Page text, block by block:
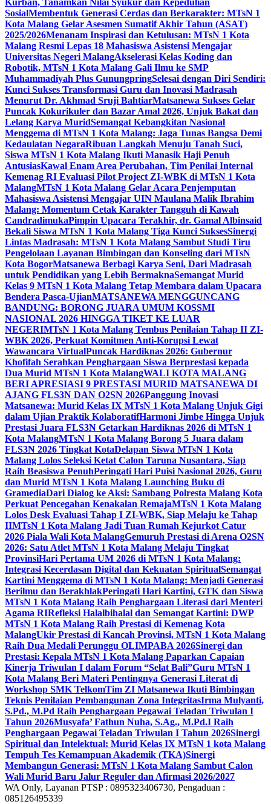
Kurban, Tanamkan Nilai Syukur dan Kepedulian
SosialMembentuk Generasi Cerdas dan Berkarakter: MTsN 1
Kota Malang Gelar Asesmen Sumatif Akhir Tahun (ASAT)
2025/2026Menanam Inspirasi dan Ketulusan: MTsN 1 Kota
Malang Resmi Lepas 18 Mahasiswa Asistensi Mengajar
Universitas Negeri MalangAkselerasi Kelas Koding dan
Robotik, MTsN 1 Kota Malang Gali Ilmu ke SMP
Muhammadiyah Plus GunungpringSelesai dengan Diri Sendiri:
Kunci Sukses Transformasi Guru dan Inovasi Madrasah
Menurut Dr. Akhmad Sruji BahtiarMatsanewa Sukses Gelar
Puncak Kokurikuler dan Bazar Amal 2026, Unjuk Bakat dan
Lelang Karya MuridSemangat Kebangkitan Nasional
Menggema di MTsN 1 Kota Malang: Jaga Tunas Bangsa Demi
Kedaulatan NegaraRibuan Langkah Menuju Tanah Suci,
Siswa MTsN 1 Kota Malang Ikuti Manasik Haji Penuh
AntusiasKawal Enam Area Perubahan, Tim Penilai Internal
Kemenag RI Evaluasi Pilot Project ZI-WBK di MTsN 1 Kota
MalangMTsN 1 Kota Malang Gelar Acara Penjemputan
Mahasiswa Asistensi Mengajar UIN Maulana Malik Ibrahim
Malang: Momentum Cetak Karakter Tangguh di Kawah
CandradimukaPimpin Upacara Terakhir, dr. Gamal Albinsaid
Bekali Siswa MTsN 1 Kota Malang Tiga Kunci SuksesSinergi
Lintas Madrasah: MTsN 1 Kota Malang Sambut Studi Tiru
Pengelolaan Layanan Bimbingan dan Konseling dari MTsN
Kota BogorMatsanewa Berbagi Karya Seni, Dari Madrasah
untuk Pendidikan yang Lebih BermaknaSemangat Murid
Kelas 9 MTsN 1 Kota Malang Tetap Membara dalam Upacara
Bendera Pasca-UjianMATSANEWA MENGGUNCANG
BANDUNG: BORONG JUARA UMUM KOSSMI
NASIONAL 2026 HINGGA TIKET KE LUAR
NEGERIMTsN 1 Kota Malang Tembus Penilaian Tahap II ZI-
WBK 2026, Perkuat Komitmen Anti-Korupsi Lewat
Wawancara VirtualPuncak Hardiknas 2026: Gubernur
Khofifah Serahkan Penghargaan Siswa Berprestasi kepada
Dua Murid MTsN 1 Kota MalangWALI KOTA MALANG
BERI APRESIASI 9 PRESTASI MURID MATSANEWA DI
AJANG FLS3N DAN O2SN 2026Panggung Inovasi
Matsanewa: Murid Kelas IX MTsN 1 Kota Malang Unjuk Gigi
dalam Ujian Praktik KolaboratifHarmoni Jimbe Hingga Unjuk
Prestasi Juara FLS3N Getarkan Hardiknas 2026 di MTsN 1
Kota MalangMTsN 1 Kota Malang Borong 5 Juara dalam
FLS3N 2026 Tingkat KotaDelapan Siswa MTsN 1 Kota
Malang Lolos Seleksi Ketat Calon Taruna Nusantara, Siap
Raih Beasiswa PenuhPeringati Hari Puisi Nasional 2026, Guru
dan Murid MTsN 1 Kota Malang Launching Buku di
GramediaDari Dialog ke Aksi: Sambang Polresta Malang Kota
Perkuat Pencegahan Kenakalan RemajaMTsN 1 Kota Malang
Lolos Desk Evaluasi Tahap I ZI-WBK, Siap Melaju ke Tahap
IIMTsN 1 Kota Malang Jadi Tuan Rumah Kejurkot Catur
2026 Piala Wali Kota MalangGemuruh Prestasi di Arena O2SN
2026: Satu Atlet MTsN 1 Kota Malang Melaju Tingkat
ProvinsiHari Pertama UM 2026 di MTsN 1 Kota Malang:
Integrasi Kecerdasan Digital dan Kekuatan SpiritualSemangat
Kartini Menggema di MTsN 1 Kota Malang: Menjadi Generasi
Berilmu dan BerakhlakPeringati Hari Kartini, GTK dan Siswa
MTsN 1 Kota Malang Raih Penghargaan Literasi dari Menteri
Agama RIRefleksi Halalbihalal dan Semangat Kartini: DWP
MTsN 1 Kota Malang Raih Prestasi di Kemenag Kota
MalangUkir Prestasi di Kancah Provinsi, MTsN 1 Kota Malang
Raih Dua Medali Perunggu OLIMPABA 2026Sinergi dan
Prestasi: Kepala MTsN 1 Kota Malang Paparkan Capaian
Kinerja Triwulan I dalam Forum “Selat Bali”Guru MTsN 1
Kota Malang Beri Materi Pentingnya Generasi Literat di
Workshop SMK TelkomTim ZI Matsanewa Ikuti Bimbingan
Teknis Penilaian Pembangunan Zona IntegritasIrma Mulyanti,
S.Pd., M.Pd Raih Penghargaan Pegawai Teladan Triwulan I
Tahun 2026Musyafa’ Fathun Nuha, S.Ag., M.Pd.I Raih
Penghargaan Pegawai Teladan Triwulan I Tahun 2026Sinergi
Spiritual dan Intelektual: Murid Kelas IX MTsN 1 kota Malang
Tempuh Tes Kemampuan Akademik (TKA)Sinergi
Membangun Generasi: MTsN 1 Kota Malang Sambut Calon
Wali Murid Baru Jalur Reguler dan Afirmasi 2026/2027
WA Only, Layanan PTSP : 0895323406730, Pengaduan :
085126495339